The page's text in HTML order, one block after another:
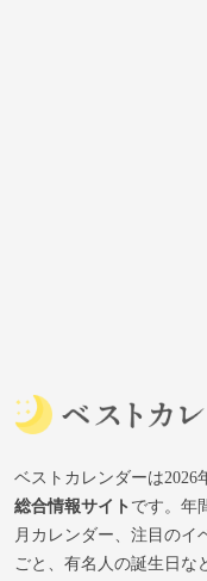
ベストカレンダーは2026
総合情報サイトです。年
月カレンダー、注目のイ
ごと、有名人の誕生日な